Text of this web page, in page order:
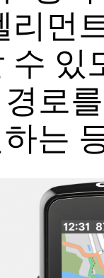
리먼
수 있
로
는